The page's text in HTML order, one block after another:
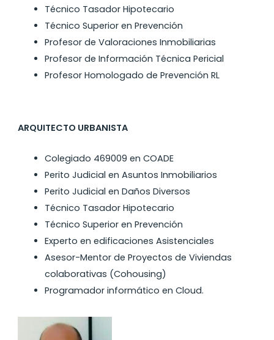
Técnico Tasador Hipotecario
Técnico Superior en Prevención
Profesor de Valoraciones Inmobiliarias
Profesor de Información Técnica Pericial
Profesor Homologado de Prevención RL
ARQUITECTO URBANISTA
Colegiado 469009 en COADE
Perito Judicial en Asuntos Inmobiliarios
Perito Judicial en Daños Diversos
Técnico Tasador Hipotecario
Técnico Superior en Prevención
Experto en edificaciones Asistenciales
Asesor-Mentor de Proyectos de Viviendas
colaborativas (Cohousing)
Programador informático en Cloud.